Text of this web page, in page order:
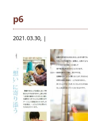
p6
2021.03.30, |